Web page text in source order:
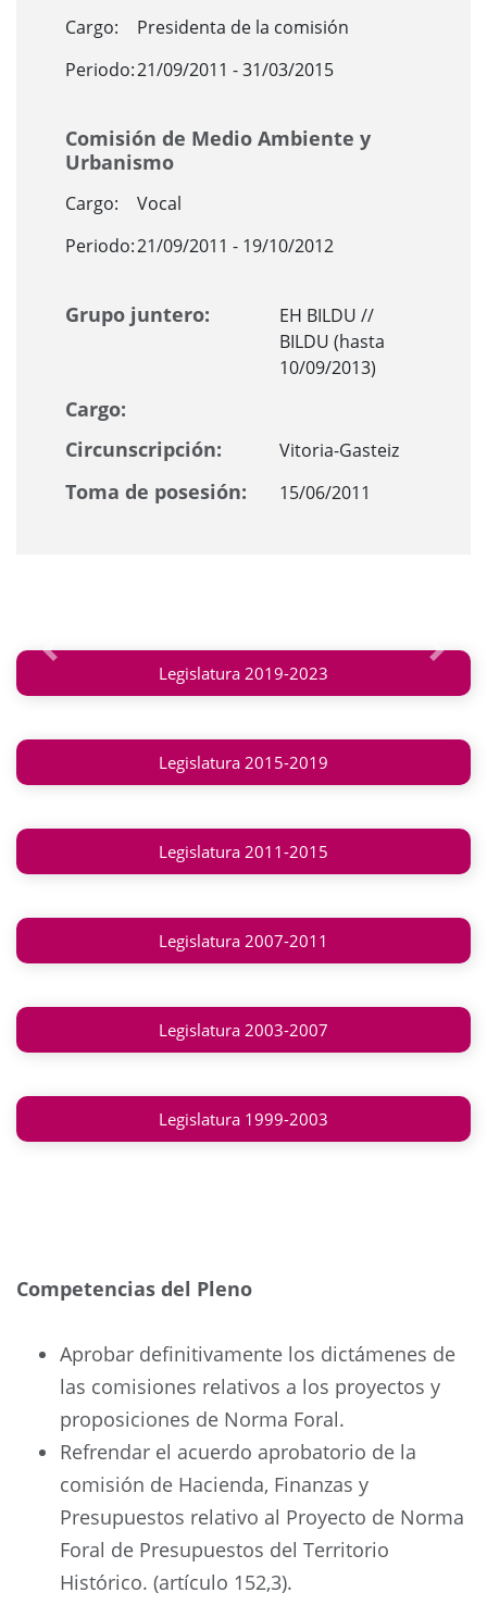
Cargo:
Presidenta de la comisión
Periodo:21/09/2011 - 31/03/2015
Comisión de Medio Ambiente y
Urbanismo
Cargo:
Vocal
Periodo:21/09/2011 - 19/10/2012
Grupo juntero:
EH BILDU //
BILDU (hasta
10/09/2013)
Cargo:
Circunscripción:
Vitoria-Gasteiz
Toma de posesión: 15/06/2011
Anterior Legislatura 2019-2023
Legislatura 2015-2019
Legislatura 2011-2015
Legislatura 2007-2011
Legislatura 2003-2007
Legislatura 1999-2003
Competencias del Pleno
Aprobar definitivamente los dictámenes de
las comisiones relativos a los proyectos y
proposiciones de Norma Foral.
Refrendar el acuerdo aprobatorio de la
comisión de Hacienda, Finanzas y
Presupuestos relativo al Proyecto de Norma
Foral de Presupuestos del Territorio
Histórico. (artículo 152,3).